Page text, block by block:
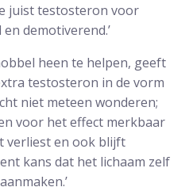
juist testosteron voor
demotiverend.’
heen te helpen, geeft
testosteron in de vorm
niet meteen wonderen;
voor het effect merkbaar
verliest en ook blijft
kans dat het lichaam zelf